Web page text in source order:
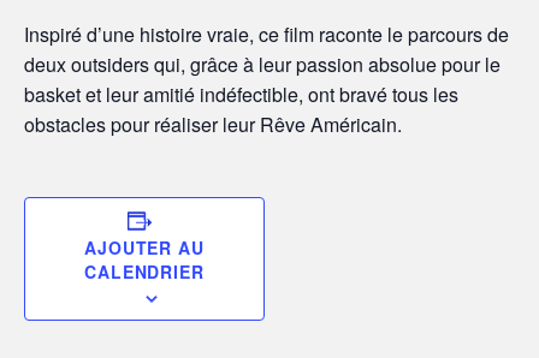
Inspiré d’une histoire vraie, ce film raconte le parcours de
deux outsiders qui, grâce à leur passion absolue pour le
basket et leur amitié indéfectible, ont bravé tous les
obstacles pour réaliser leur Rêve Américain.
AJOUTER AU
CALENDRIER